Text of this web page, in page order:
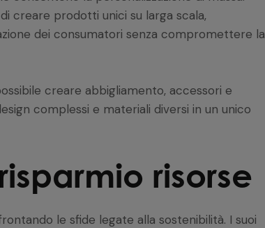
creare prodotti unici su larga scala,
dei consumatori senza compromettere la
creare abbigliamento, accessori e
complessi e materiali diversi in un unico
risorse
le sfide legate alla sostenibilità. I suoi